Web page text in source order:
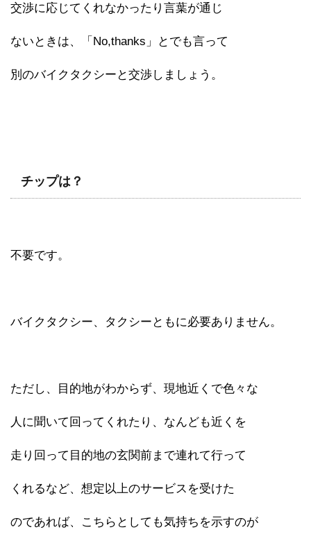
交渉に応じてくれなかったり言葉が通じ
ないときは、「No,thanks」とでも言って
別のバイクタクシーと交渉しましょう。
チップは？
不要です。
バイクタクシー、タクシーともに必要ありません。
ただし、目的地がわからず、現地近くで色々な
人に聞いて回ってくれたり、なんども近くを
走り回って目的地の玄関前まで連れて行って
くれるなど、想定以上のサービスを受けた
のであれば、こちらとしても気持ちを示すのが